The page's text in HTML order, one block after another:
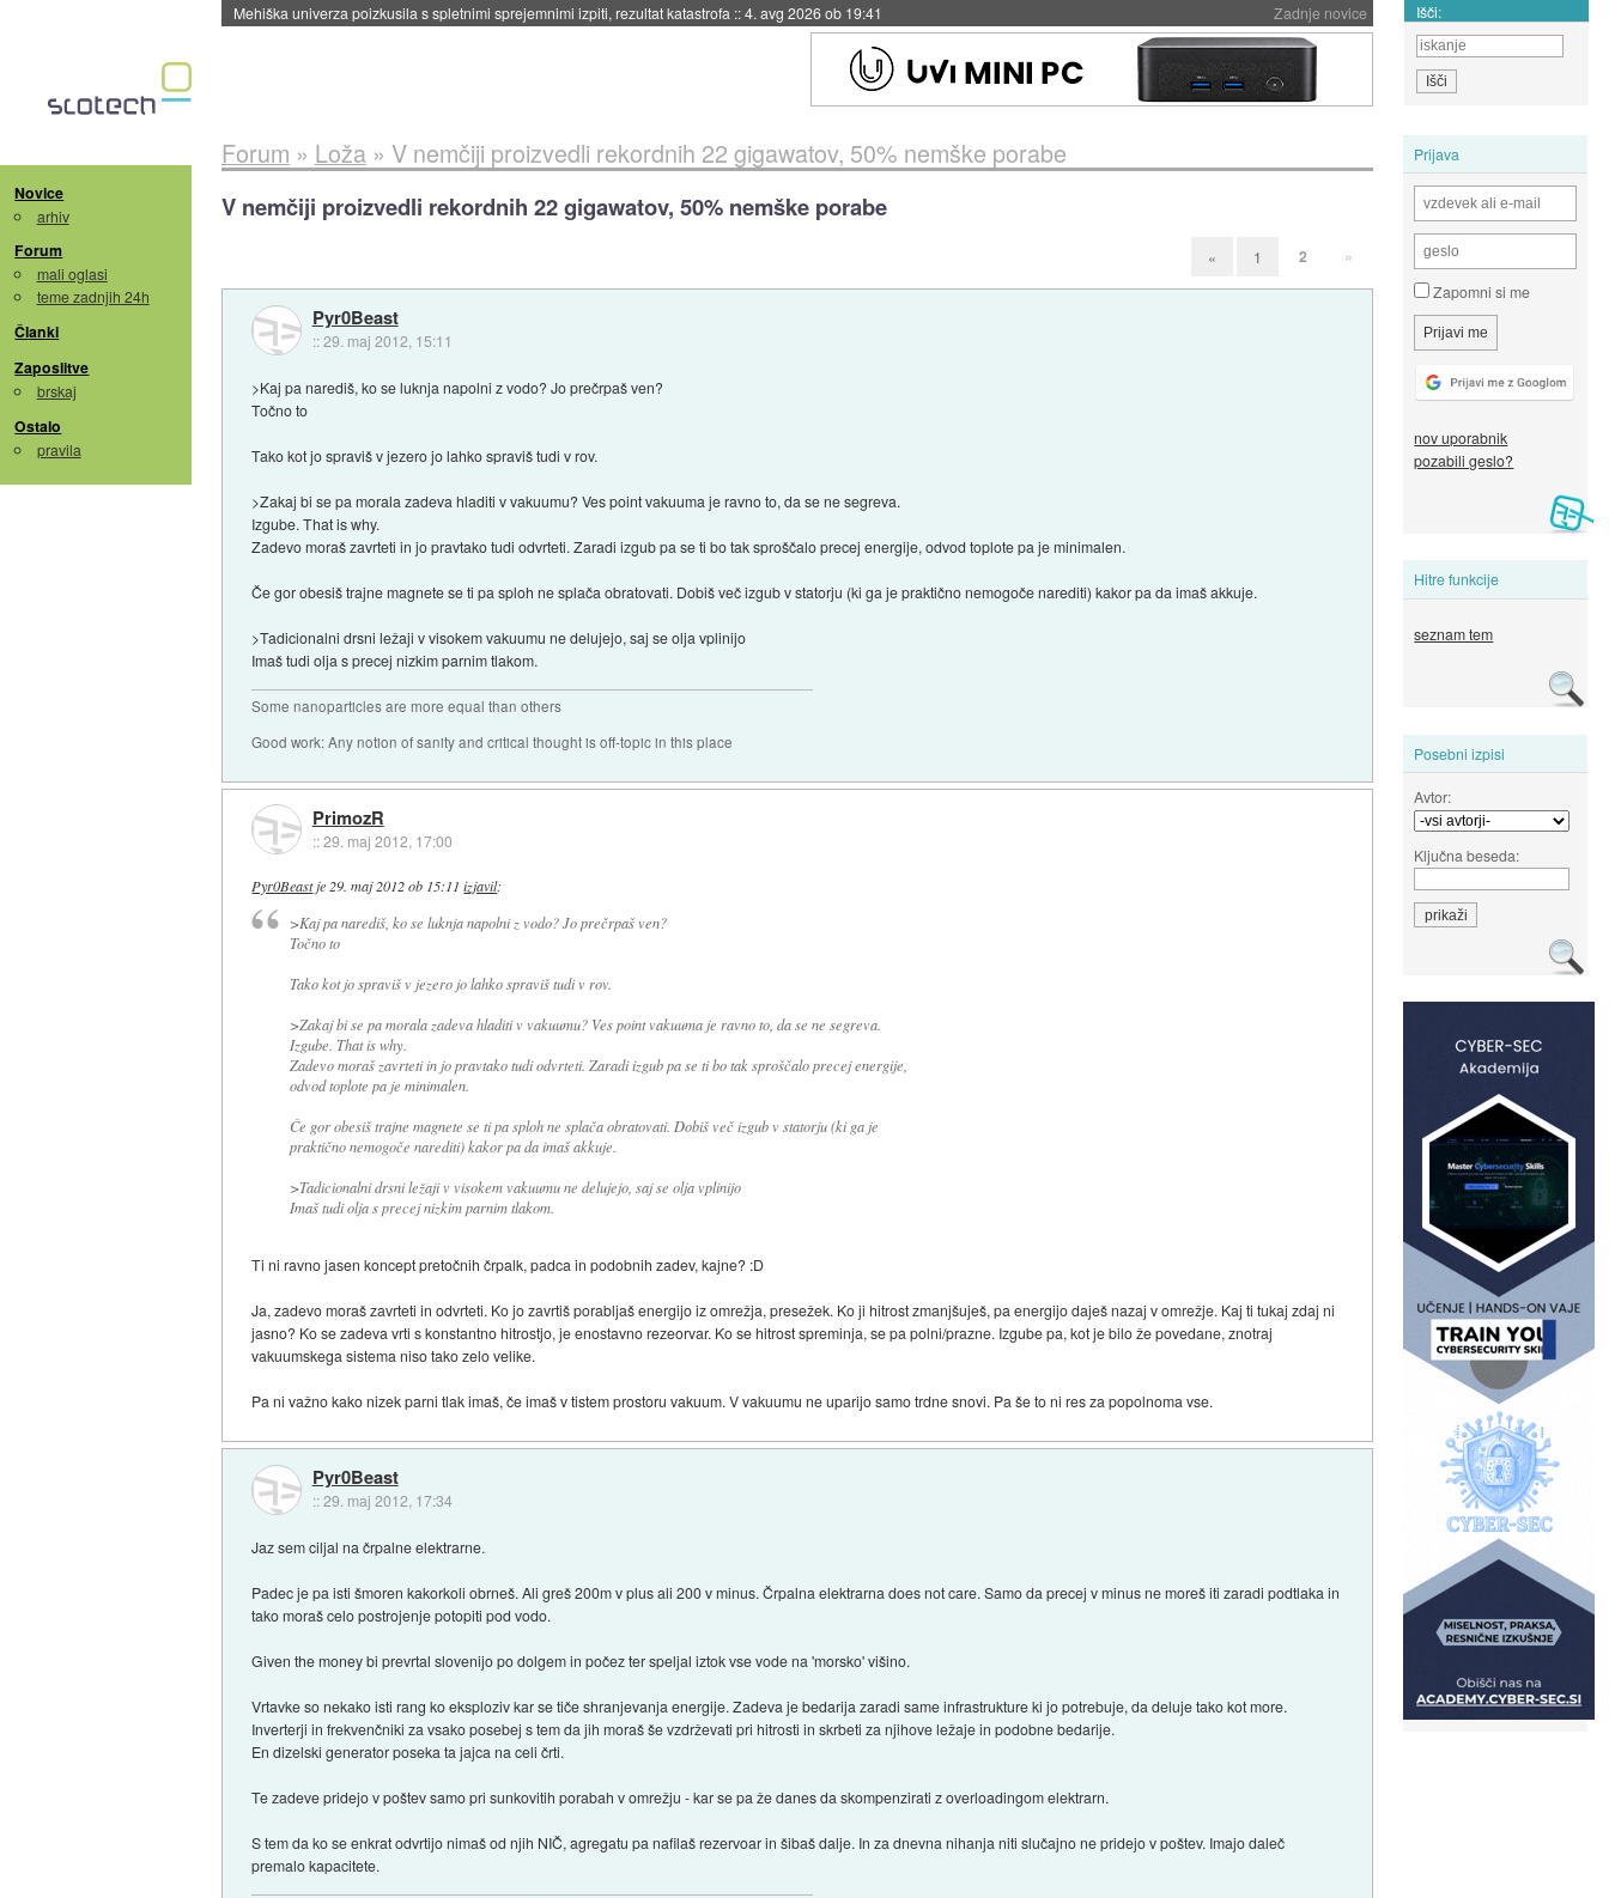
Zadnje novice
Evropska vesoljska agencija razvija svojo raketo za večkratno uporabo::4. avg 2026 ob 19:41 Išči:
Novice
arhiv
Forum
mali oglasi
teme zadnjih 24h
Članki
Zaposlitve
brskaj
Ostalo
pravila
Prijava
Zapomni si me
nov uporabnik
pozabili geslo?
Hitre funkcije
seznam tem
Posebni izpisi
Avtor:
Ključna beseda:
Forum » Loža» V nemčiji proizvedli rekordnih 22 gigawatov, 50% nemške porabe
V nemčiji proizvedli rekordnih 22 gigawatov, 50% nemške porabe
« 1 2 »
Pyr0Beast
::29. maj 2012, 15:11
>Kaj pa narediš, ko se luknja napolni z vodo? Jo prečrpaš ven?
Točno to
Tako kot jo spraviš v jezero jo lahko spraviš tudi v rov.
>Zakaj bi se pa morala zadeva hladiti v vakuumu? Ves point vakuuma je ravno to, da se ne segreva.
Izgube. That is why.
Zadevo moraš zavrteti in jo pravtako tudi odvrteti. Zaradi izgub pa se ti bo tak sproščalo precej energije, odvod toplote pa je minimalen.
Če gor obesiš trajne magnete se ti pa sploh ne splača obratovati. Dobiš več izgub v statorju (ki ga je praktično nemogoče narediti) kakor pa da imaš akkuje.
>Tadicionalni drsni ležaji v visokem vakuumu ne delujejo, saj se olja vplinijo
Imaš tudi olja s precej nizkim parnim tlakom.
Some nanoparticles are more equal than others
Good work: Any notion of sanity and critical thought is off-topic in this place
PrimozR
::29. maj 2012, 17:00
Pyr0Beastje29. maj 2012 ob 15:11 izjavil:
>Kaj pa narediš, ko se luknja napolni z vodo? Jo prečrpaš ven?
Točno to
Tako kot jo spraviš v jezero jo lahko spraviš tudi v rov.
>Zakaj bi se pa morala zadeva hladiti v vakuumu? Ves point vakuuma je ravno to, da se ne segreva.
Izgube. That is why.
Zadevo moraš zavrteti in jo pravtako tudi odvrteti. Zaradi izgub pa se ti bo tak sproščalo precej energije,
odvod toplote pa je minimalen.
Če gor obesiš trajne magnete se ti pa sploh ne splača obratovati. Dobiš več izgub v statorju (ki ga je
praktično nemogoče narediti) kakor pa da imaš akkuje.
>Tadicionalni drsni ležaji v visokem vakuumu ne delujejo, saj se olja vplinijo
Imaš tudi olja s precej nizkim parnim tlakom.
Ti ni ravno jasen koncept pretočnih črpalk, padca in podobnih zadev, kajne? :D
Ja, zadevo moraš zavrteti in odvrteti. Ko jo zavrtiš porabljaš energijo iz omrežja, presežek. Ko ji hitrost zmanjšuješ, pa energijo daješ nazaj v omrežje. Kaj ti tukaj zdaj ni
jasno? Ko se zadeva vrti s konstantno hitrostjo, je enostavno rezeorvar. Ko se hitrost spreminja, se pa polni/prazne. Izgube pa, kot je bilo že povedane, znotraj
vakuumskega sistema niso tako zelo velike.
Pa ni važno kako nizek parni tlak imaš, če imaš v tistem prostoru vakuum. V vakuumu ne uparijo samo trdne snovi. Pa še to ni res za popolnoma vse.
Pyr0Beast
::29. maj 2012, 17:34
Jaz sem ciljal na črpalne elektrarne.
Padec je pa isti šmoren kakorkoli obrneš. Ali greš 200m v plus ali 200 v minus. Črpalna elektrarna does not care. Samo da precej v minus ne moreš iti zaradi podtlaka in
tako moraš celo postrojenje potopiti pod vodo.
Given the money bi prevrtal slovenijo po dolgem in počez ter speljal iztok vse vode na 'morsko' višino.
Vrtavke so nekako isti rang ko eksploziv kar se tiče shranjevanja energije. Zadeva je bedarija zaradi same infrastrukture ki jo potrebuje, da deluje tako kot more.
Inverterji in frekvenčniki za vsako posebej s tem da jih moraš še vzdrževati pri hitrosti in skrbeti za njihove ležaje in podobne bedarije.
En dizelski generator poseka ta jajca na celi črti.
Te zadeve pridejo v poštev samo pri sunkovitih porabah v omrežju - kar se pa že danes da skompenzirati z overloadingom elektrarn.
S tem da ko se enkrat odvrtijo nimaš od njih NIČ, agregatu pa nafilaš rezervoar in šibaš dalje. In za dnevna nihanja niti slučajno ne pridejo v poštev. Imajo daleč
premalo kapacitete.